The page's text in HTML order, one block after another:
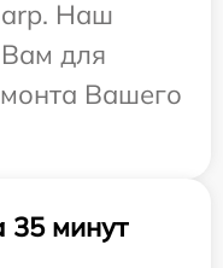
Наш
для
Вашего
35 минут